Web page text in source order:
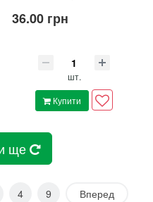
36.00 грн
шт.
Купити
ще
4 9 Вперед